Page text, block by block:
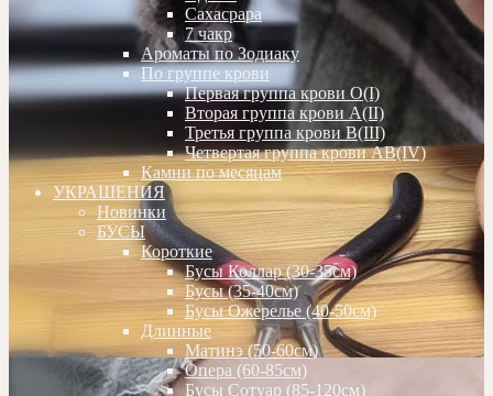
Сахасрара
7 чакр
Ароматы по Зодиаку
По группе крови
Первая группа крови О(I)
Вторая группа крови А(II)
Третья группа крови В(III)
Четвертая группа крови АВ(IV)
Камни по месяцам
УКРАШЕНИЯ
Новинки
БУСЫ
Короткие
Бусы Коллар (30-35см)
Бусы (35-40см)
Бусы Ожерелье (40-50см)
Длинные
Матинэ (50-60см)
Опера (60-85см)
Бусы Сотуар (85-120см)